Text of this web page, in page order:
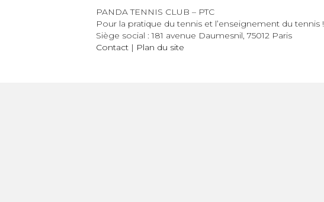
PANDA TENNIS CLUB – PTC
Pour la pratique du tennis et l’enseignement du tennis !
Siège social : 181 avenue Daumesnil, 75012 Paris
Contact | Plan du site